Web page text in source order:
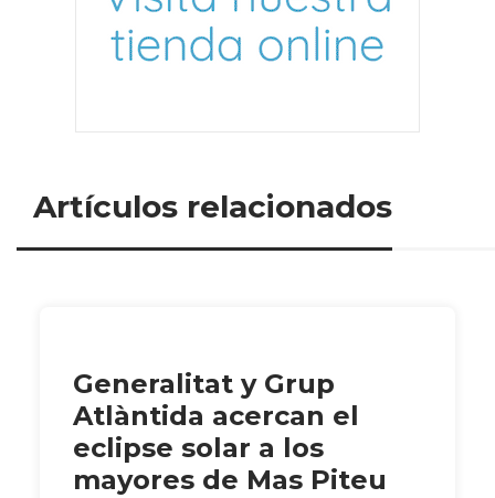
Artículos relacionados
Generalitat y Grup
Atlàntida acercan el
eclipse solar a los
mayores de Mas Piteu